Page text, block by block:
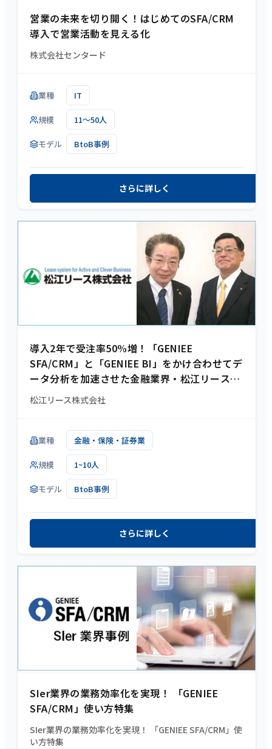
営業の未来を切り開く！はじめてのSFA/CRM
導入で営業活動を見える化
株式会社センタード
業種 IT
規模 11～50人
モデル BtoB事例
さらに詳しく
導入2年で受注率50%増！「GENIEE
SFA/CRM」と「GENIEE BI」をかけ合わせてデ
ータ分析を加速させた金融業界・松江リース様
の事例
松江リース株式会社
業種 金融・保険・証券業
規模 1~10人
モデル BtoB事例
さらに詳しく
SIer業界の業務効率化を実現！ 「GENIEE
SFA/CRM」使い方特集
SIer業界の業務効率化を実現！ 「GENIEE SFA/CRM」使
い方特集